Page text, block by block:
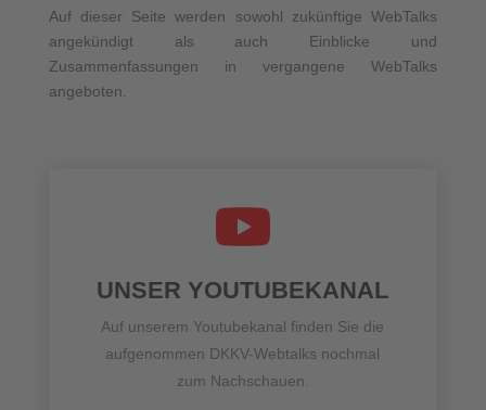
Auf dieser Seite werden sowohl zukünftige WebTalks
angekündigt als auch Einblicke und
Zusammenfassungen in vergangene WebTalks
angeboten.
UNSER YOUTUBEKANAL
Auf unserem Youtubekanal finden Sie die
aufgenommen DKKV-Webtalks nochmal
zum Nachschauen.